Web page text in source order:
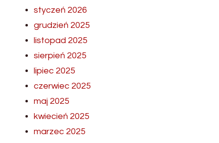
styczeń 2026
grudzień 2025
listopad 2025
sierpień 2025
lipiec 2025
czerwiec 2025
maj 2025
kwiecień 2025
marzec 2025